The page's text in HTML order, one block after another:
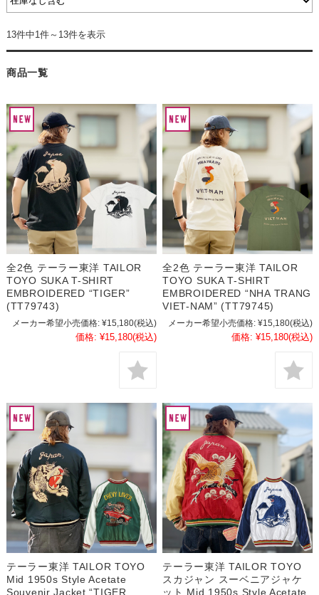
13件中1件～13件を表示
商品一覧
全2色 テーラー東洋 TAILOR
TOYO SUKA T-SHIRT
EMBROIDERED “TIGER”
(TT79743)
メーカー希望小売価格: ¥15,180(税込)
価格: ¥15,180(税込)
全2色 テーラー東洋 TAILOR
TOYO SUKA T-SHIRT
EMBROIDERED “NHA TRANG
VIET-NAM” (TT79745)
メーカー希望小売価格: ¥15,180(税込)
価格: ¥15,180(税込)
テーラー東洋 TAILOR TOYO
Mid 1950s Style Acetate
Souvenir Jacket “TIGER
テーラー東洋 TAILOR TOYO
スカジャン スーベニアジャケ
ット Mid 1950s Style Acetate